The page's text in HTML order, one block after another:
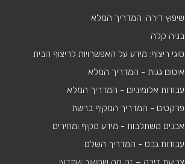
שיפוץ דירה: המדריך המלא
בניה קלה
סוגי ריצוף: מידע על האפשרויות לריצוף הבית
איטום גגות - המדריך המלא
עבודות אלומיניום - המדריך המלא
פרקטים - המדריך המקיף ברשת
אבנים משתלבות - מידע מקיף ומחירים
עבודות גבס - המדריך השלם